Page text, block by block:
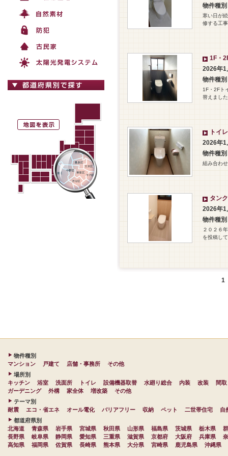
物件種
寒い日が
修する工
1F・
2026年1
物件種
1F・2Fト
替えまし
トイ
2026年1
物件種
組み合わ
タン
2026年1
物件種
２０２６
を投稿し
1
物件種別
マンション
戸建て 店舗・事務所
その他
場所別
キッチン
浴室 洗面所 トイレ 設備機器取替 水廻り総合 内装 改装
間
ガーデニング
外構 家全体 増改築
その他
テーマ別
耐震
エコ・省エネ オール電化 バリアフリー 収納 ペット 二世帯住宅
自
都道府県別
北海道
青森県 岩手県 宮城県 秋田県 山形県 福島県 茨城県 栃木県
長野県
岐阜県 静岡県 愛知県 三重県 滋賀県 京都府 大阪府 兵庫県
高知県
福岡県 佐賀県 長崎県 熊本県 大分県 宮崎県 鹿児島県 沖縄県